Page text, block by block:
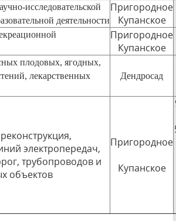
исследовательской
деятельности
Пригородное
Купанское
Пригородное
Купанское
плодовых, ягодных,
лекарственных
Дендросад
электропередач,
трубопроводов и
объектов
Пригородное
Купанское